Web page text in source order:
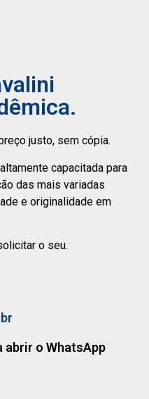
justo, sem cópia.
capacitada para
das mais variadas
e originalidade em
o seu.
abrir o WhatsApp